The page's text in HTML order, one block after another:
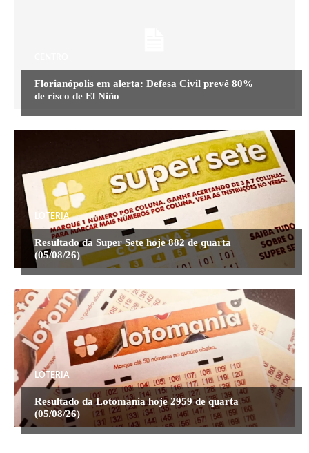
Florianópolis em alerta: Defesa Civil prevê 80%
de risco de El Niño
LOTERIA
Resultado da Super Sete hoje 882 de quarta
(05/08/26)
LOTERIA
Resultado da Lotomania hoje 2959 de quarta
(05/08/26)